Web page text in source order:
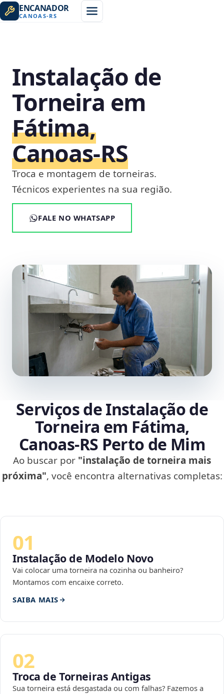
ENCANADOR
CANOAS-RS
Instalação de
Torneira em
Fátima,
Canoas‑RS
Troca e montagem de torneiras.
Técnicos experientes na sua região.
FALE NO WHATSAPP
Serviços de Instalação de
Torneira em Fátima,
Canoas‑RS Perto de Mim
Ao buscar por "instalação de torneira mais
próxima", você encontra alternativas completas:
01
Instalação de Modelo Novo
Vai colocar uma torneira na cozinha ou banheiro?
Montamos com encaixe correto.
SAIBA MAIS
02
Troca de Torneiras Antigas
Sua torneira está desgastada ou com falhas? Fazemos a